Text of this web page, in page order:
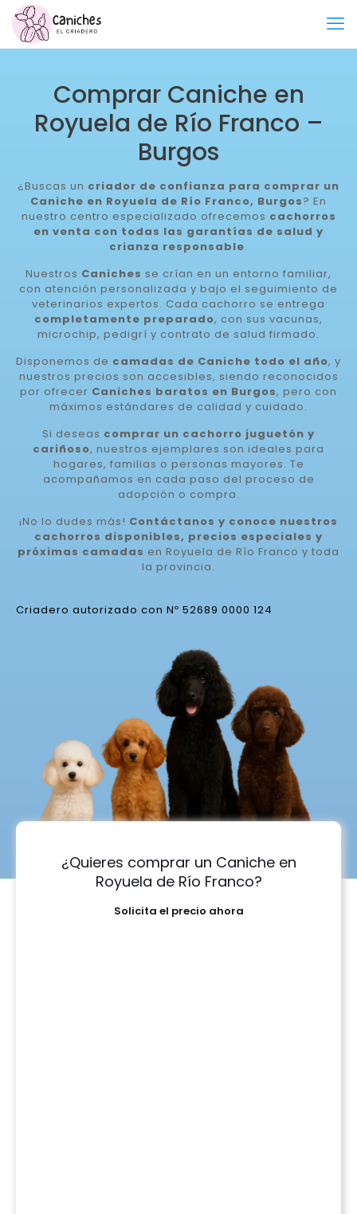
Comprar Caniche en
Royuela de Río Franco –
Burgos
¿Buscas un criador de confianza para comprar un
Caniche en Royuela de Río Franco, Burgos? En
nuestro centro especializado ofrecemos cachorros
en venta con todas las garantías de salud y
crianza responsable.
Nuestros Caniches se crían en un entorno familiar,
con atención personalizada y bajo el seguimiento de
veterinarios expertos. Cada cachorro se entrega
completamente preparado, con sus vacunas,
microchip, pedigrí y contrato de salud firmado.
Disponemos de camadas de Caniche todo el año, y
nuestros precios son accesibles, siendo reconocidos
por ofrecer Caniches baratos en Burgos, pero con
máximos estándares de calidad y cuidado.
Si deseas comprar un cachorro juguetón y
cariñoso, nuestros ejemplares son ideales para
hogares, familias o personas mayores. Te
acompañamos en cada paso del proceso de
adopción o compra.
¡No lo dudes más! Contáctanos y conoce nuestros
cachorros disponibles, precios especiales y
próximas camadas en Royuela de Río Franco y toda
la provincia.
Criadero autorizado con Nº 52689 0000 124
¿Quieres comprar un Caniche en
Royuela de Río Franco?
Solicita el precio ahora